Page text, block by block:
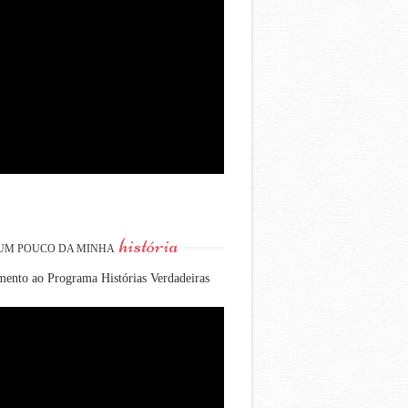
POUCO DA MINHA história
ao Programa Histórias Verdadeiras